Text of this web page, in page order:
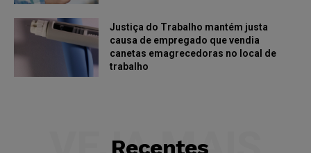
Justiça do Trabalho mantém justa
causa de empregado que vendia
canetas emagrecedoras no local de
trabalho
Recentes